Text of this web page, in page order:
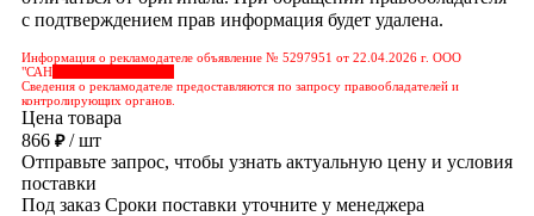
с подтверждением прав информация будет удалена.
Информация о рекламодателе объявление № 5297951 от 22.04.2026 г. ООО
"САН
Сведения о рекламодателе предоставляются по запросу правообладателей и
контролирующих органов.
Цена товара
866 ₽/ шт
Отправьте запрос, чтобы узнать актуальную цену и условия
поставки
Под заказ Сроки поставки уточните у менеджера